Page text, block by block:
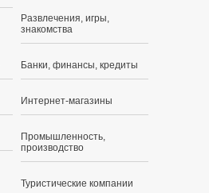
Развлечения, игры,
знакомства
Банки, финансы, кредиты
Интернет-магазины
Промышленность,
производство
Туристические компании